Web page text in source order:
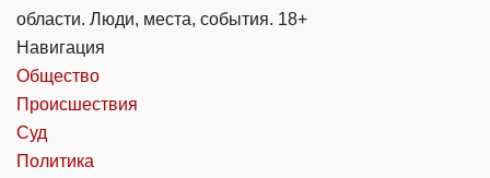
области. Люди, места, события. 18+
Навигация
Общество
Происшествия
Суд
Политика